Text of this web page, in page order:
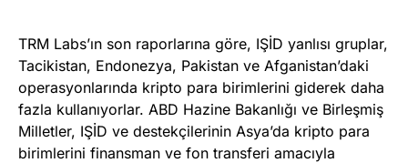
TRM Labs’ın son raporlarına göre, IŞİD yanlısı gruplar,
Tacikistan, Endonezya, Pakistan ve Afganistan’daki
operasyonlarında kripto para birimlerini giderek daha
fazla kullanıyorlar. ABD Hazine Bakanlığı ve Birleşmiş
Milletler, IŞİD ve destekçilerinin Asya’da kripto para
birimlerini finansman ve fon transferi amacıyla